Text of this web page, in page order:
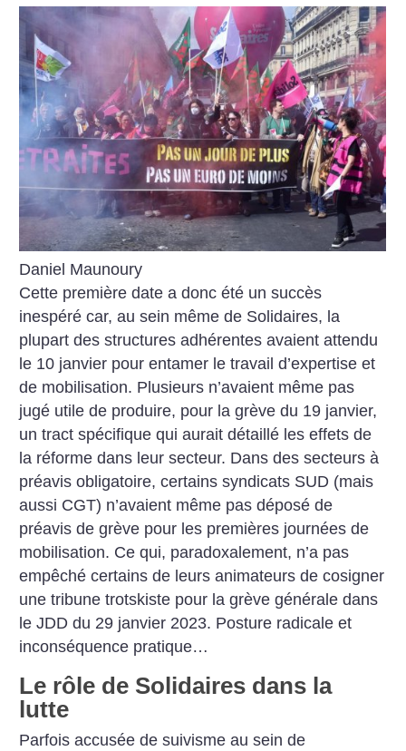
Daniel Maunoury
Cette première date a donc été un succès
inespéré car, au sein même de Solidaires, la
plupart des structures adhérentes avaient attendu
le 10 janvier pour entamer le ­travail d’expertise et
de mobilisation. Plusieurs n’avaient même pas
jugé utile de produire, pour la grève du 19 janvier,
un tract spécifique qui aurait détaillé les effets de
la réforme dans leur secteur. Dans des secteurs à
préavis obligatoire, certains syndicats SUD (mais
aussi CGT) n’avaient même pas déposé de
préavis de grève pour les premières journées de
mobilisation. Ce qui, paradoxalement, n’a pas
empêché certains de leurs animateurs de cosigner
une tribune trotskiste pour la grève générale dans
le JDD du 29 janvier 2023. Posture radicale et
inconséquence pratique…
Le rôle de Solidaires dans la
lutte
Parfois accusée de suivisme au sein de